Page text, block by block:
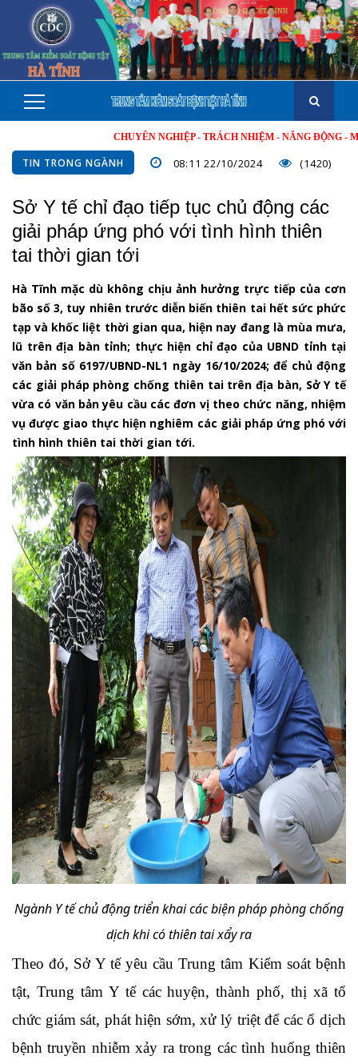
CHUYÊN NGHIỆP - TRÁCH NHIỆM - NĂNG ĐỘNG - MINH
TIN TRONG NGÀNH 08:11 22/10/2024 (1420)
Sở Y tế chỉ đạo tiếp tục chủ động các
giải pháp ứng phó với tình hình thiên
tai thời gian tới
Hà Tĩnh mặc dù không chịu ảnh hưởng trực tiếp của cơn
bão số 3, tuy nhiên trước diễn biến thiên tai hết sức phức
tạp và khốc liệt thời gian qua, hiện nay đang là mùa mưa,
lũ trên địa bàn tỉnh; thực hiện chỉ đạo của UBND tỉnh tại
văn bản số 6197/UBND-NL1 ngày 16/10/2024; để chủ động
các giải pháp phòng chống thiên tai trên địa bàn, Sở Y tế
vừa có văn bản yêu cầu các đơn vị theo chức năng, nhiệm
vụ được giao thực hiện nghiêm các giải pháp ứng phó với
tình hình thiên tai thời gian tới.
Ngành Y tế chủ động triển khai các biện pháp phòng chống
dịch khi có thiên tai xẩy ra
Theo đó, Sở Y tế yêu cầuTrung tâm Kiểm soát bệnh
tật, Trung tâm Y tế các huyện, thành phố, thị xã tổ
chức giám sát, phát hiện sớm, xử lý triệt để các ổ dịch
bệnh truyền nhiễm xảy ra trong các tình huống thiên